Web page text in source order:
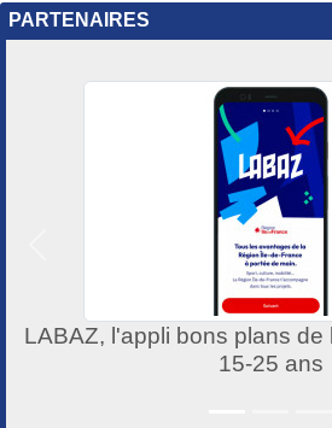
PARTENAIRES
LABAZ, l'appli bons plans de
15-25 ans